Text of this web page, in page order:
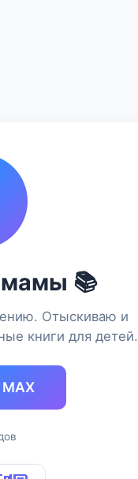
мамы 📚
Отыскиваю и
книги для детей.